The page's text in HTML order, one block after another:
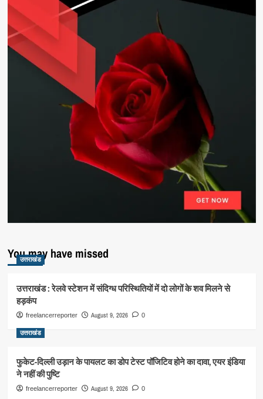
You may have missed
उत्तराखंड
उत्तराखंड : रेलवे स्टेशन में संदिग्ध परिस्थितियों में दो लोगों के शव मिलने से
हड़कंप
freelancerreporter August 9, 2026 0
उत्तराखंड
फुकेट-दिल्ली उड़ान के पायलट का डोप टेस्ट पॉजिटिव होने का दावा, एयर इंडिया
ने नहीं की पुष्टि
freelancerreporter August 9, 2026 0